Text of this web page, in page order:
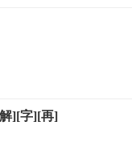
][字][再]